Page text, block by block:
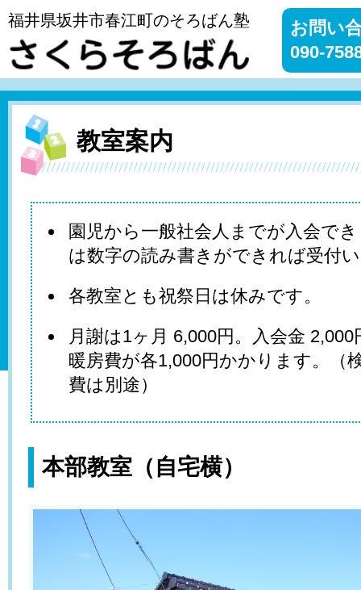
福井県坂井市春江町のそろばん塾
お問い
090-
教室案内
園児から一般社会人までが入会で
は数字の読み書きができれば受付
各教室とも祝祭日は休みです。
月謝は1ヶ月 6,000円。入会金 2,000
暖房費が各1,000円かかります。（
費は別途）
本部教室（自宅横）